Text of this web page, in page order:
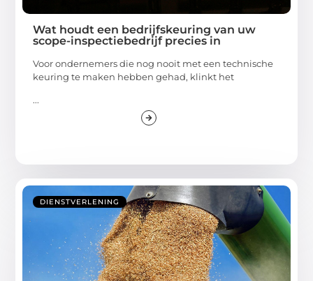
Wat houdt een bedrijfskeuring van uw
scope-inspectiebedrijf precies in
Voor ondernemers die nog nooit met een technische
keuring te maken hebben gehad, klinkt het
...
DIENSTVERLENING